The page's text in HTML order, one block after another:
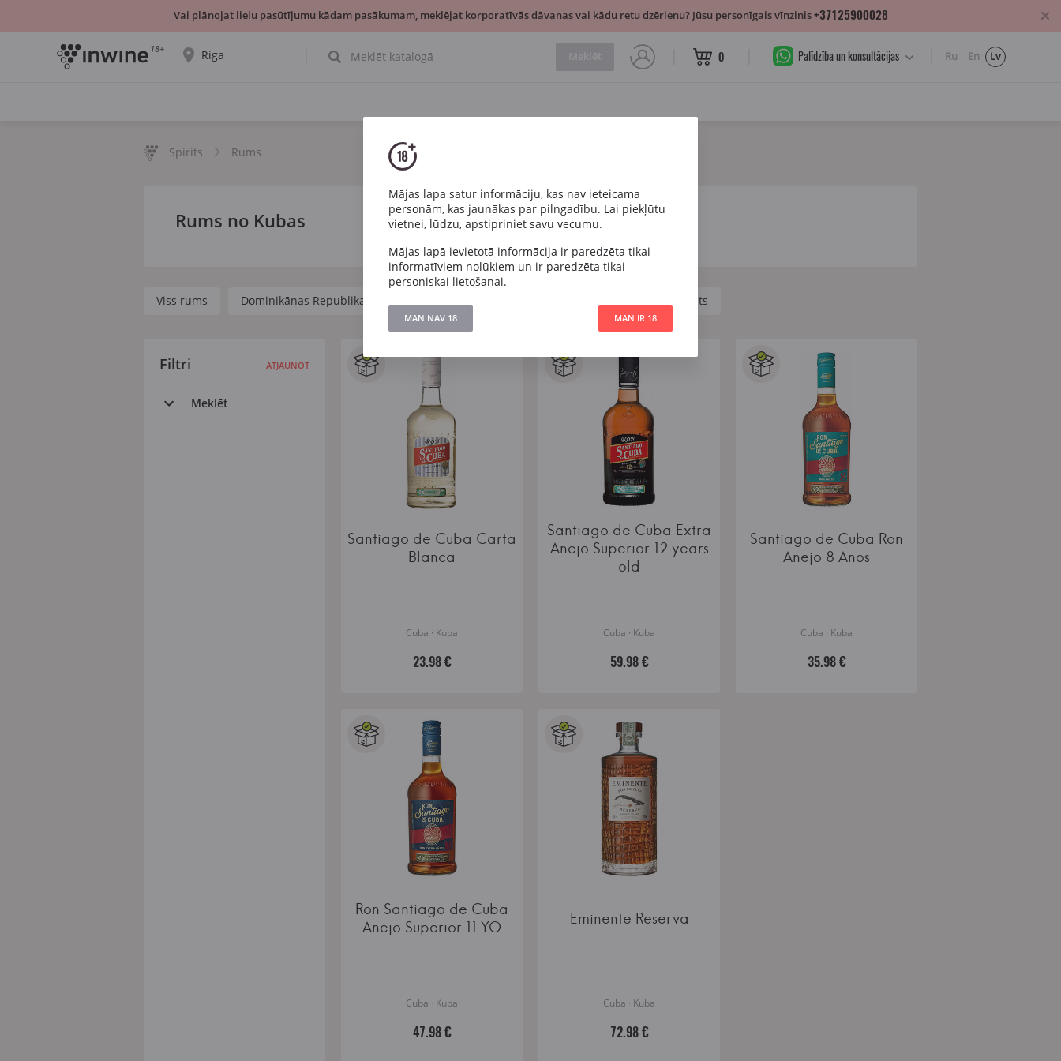
18+ Riga 0 Palīdzība un konsultācijas Ru En Lv
Spirits Rums
Rums no Kubas
Viss rums Dominikānas Republika Balts
Filtri ATJAUNOT
Meklēt
Santiago de Cuba Carta
Blanca
Cuba · Kuba
23.98 €
Santiago de Cuba Extra
Anejo Superior 12 years
old
Cuba · Kuba
59.98 €
Santiago de Cuba Ron
Anejo 8 Anos
Cuba · Kuba
35.98 €
Ron Santiago de Cuba
Anejo Superior 11 YO
Cuba · Kuba
47.98 €
Eminente Reserva
Cuba · Kuba
72.98 €
Mājas lapa satur informāciju, kas nav ieteicama
personām, kas jaunākas par pilngadību. Lai piekļūtu
vietnei, lūdzu, apstipriniet savu vecumu.
Mājas lapā ievietotā informācija ir paredzēta tikai
informatīviem nolūkiem un ir paredzēta tikai
personiskai lietošanai.
MAN NAV 18 MAN IR 18
Vai plānojat lielu pasūtījumu kādam pasākumam, meklējat korporatīvās dāvanas vai kādu retu dzērienu? Jūsu personīgais vīnzinis+37125900028